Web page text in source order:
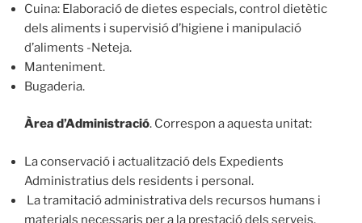
Cuina: Elaboració de dietes especials, control dietètic
dels aliments i supervisió d’higiene i manipulació
d’aliments -Neteja.
Manteniment.
Bugaderia.
Àrea d’Administració. Correspon a aquesta unitat:
La conservació i actualització dels Expedients
Administratius dels residents i personal.
La tramitació administrativa dels recursos humans i
materials necessaris per a la prestació dels serveis.